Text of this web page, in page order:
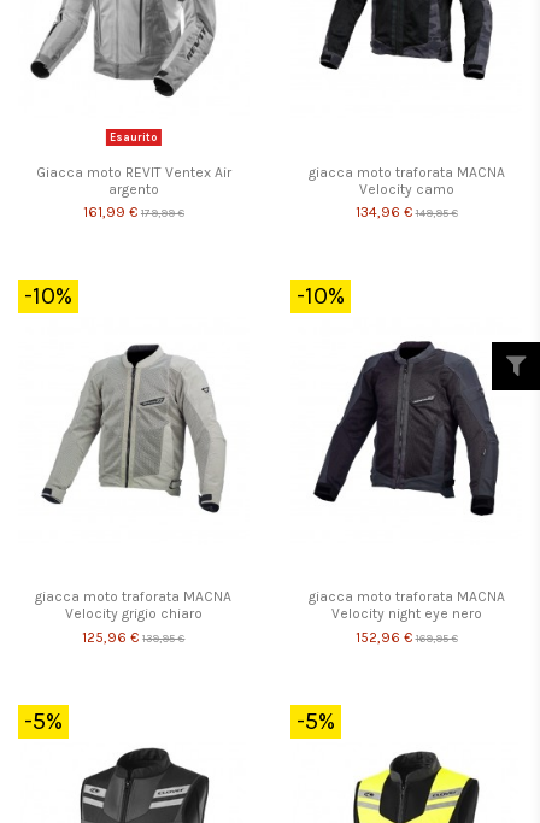
Esaurito
Giacca moto REVIT Ventex Air
argento
161,99 € 179,99 €
giacca moto traforata MACNA
Velocity camo
134,96 € 149,95 €
-10%
giacca moto traforata MACNA
Velocity grigio chiaro
125,96 € 139,95 €
-10%
giacca moto traforata MACNA
Velocity night eye nero
152,96 € 169,95 €
-5% -5%